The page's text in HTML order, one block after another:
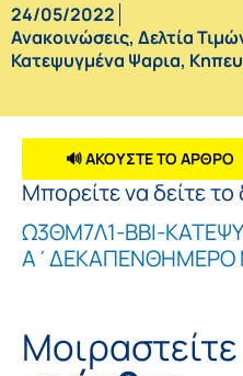
24/05/2022
Ανακοινώσεις, Δελτία
Κατεψυγμένα Ψαρια,
🔊 ΑΚΟΥΣΤΕ ΤΟ ΑΡΘΡΟ
Μπορείτε να δείτε το
Ω3ΘΜ7Λ1-ΒΒΙ-
Α΄ΔΕΚΑΠΕΝΘΗΜΕΡΟ
Μοιραστείτε